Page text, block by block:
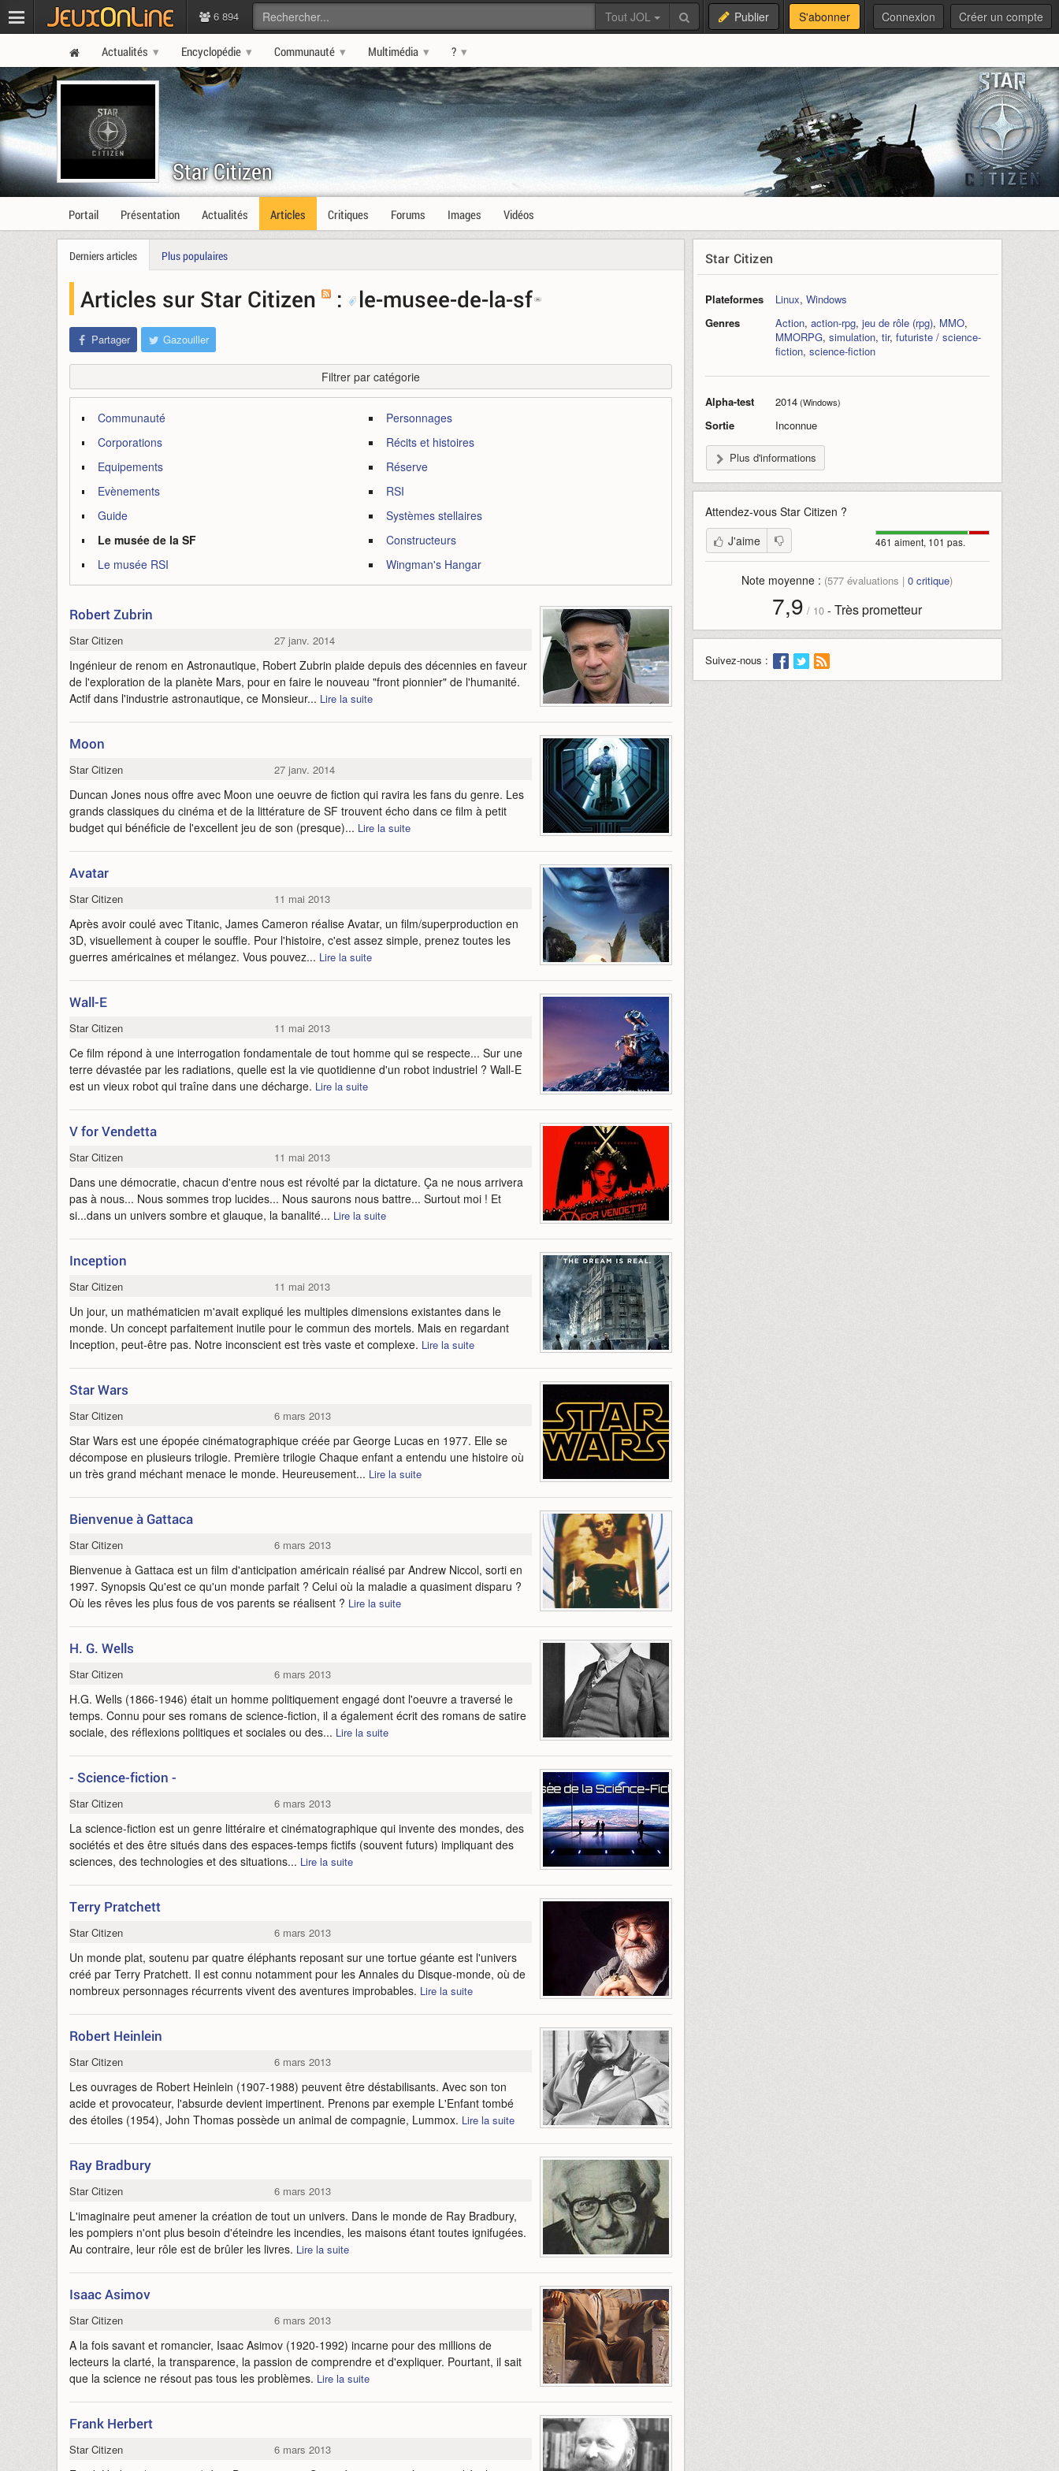
6 894 Tout JOL Publier S'abonner Connexion Créer un compte
Actualités Encyclopédie Communauté Multimédia ?
Star Citizen
Portail Présentation Actualités Articles Critiques Forums Images Vidéos
Derniers articles Plus populaires
Articles sur Star Citizen : le-musee-de-la-sf
Partager Gazouiller
Filtrer par catégorie
Communauté
Corporations
Equipements
Evènements
Guide
Le musée de la SF
Le musée RSI
Personnages
Récits et histoires
Réserve
RSI
Systèmes stellaires
Constructeurs
Wingman's Hangar
Robert Zubrin
Star Citizen 27 janv. 2014
Ingénieur de renom en Astronautique, Robert Zubrin plaide depuis des décennies en faveur
de l'exploration de la planète Mars, pour en faire le nouveau "front pionnier" de l'humanité.
Actif dans l'industrie astronautique, ce Monsieur... Lire la suite
Moon
Star Citizen 27 janv. 2014
Duncan Jones nous offre avec Moon une oeuvre de fiction qui ravira les fans du genre. Les
grands classiques du cinéma et de la littérature de SF trouvent écho dans ce film à petit
budget qui bénéficie de l'excellent jeu de son (presque)... Lire la suite
Avatar
Star Citizen 11 mai 2013
Après avoir coulé avec Titanic, James Cameron réalise Avatar, un film/superproduction en
3D, visuellement à couper le souffle. Pour l'histoire, c'est assez simple, prenez toutes les
guerres américaines et mélangez. Vous pouvez... Lire la suite
Wall-E
Star Citizen 11 mai 2013
Ce film répond à une interrogation fondamentale de tout homme qui se respecte... Sur une
terre dévastée par les radiations, quelle est la vie quotidienne d'un robot industriel ? Wall-E
est un vieux robot qui traîne dans une décharge. Lire la suite
V for Vendetta
Star Citizen 11 mai 2013
Dans une démocratie, chacun d'entre nous est révolté par la dictature. Ça ne nous arrivera
pas à nous... Nous sommes trop lucides... Nous saurons nous battre... Surtout moi ! Et
si...dans un univers sombre et glauque, la banalité... Lire la suite
Inception
Star Citizen 11 mai 2013
Un jour, un mathématicien m'avait expliqué les multiples dimensions existantes dans le
monde. Un concept parfaitement inutile pour le commun des mortels. Mais en regardant
Inception, peut-être pas. Notre inconscient est très vaste et complexe. Lire la suite
Star Wars
Star Citizen 6 mars 2013
Star Wars est une épopée cinématographique créée par George Lucas en 1977. Elle se
décompose en plusieurs trilogie. Première trilogie Chaque enfant a entendu une histoire où
un très grand méchant menace le monde. Heureusement... Lire la suite
Bienvenue à Gattaca
Star Citizen 6 mars 2013
Bienvenue à Gattaca est un film d'anticipation américain réalisé par Andrew Niccol, sorti en
1997. Synopsis Qu'est ce qu'un monde parfait ? Celui où la maladie a quasiment disparu ?
Où les rêves les plus fous de vos parents se réalisent ? Lire la suite
H. G. Wells
Star Citizen 6 mars 2013
H.G. Wells (1866-1946) était un homme politiquement engagé dont l'oeuvre a traversé le
temps. Connu pour ses romans de science-fiction, il a également écrit des romans de satire
sociale, des réflexions politiques et sociales ou des... Lire la suite
- Science-fiction -
Star Citizen 6 mars 2013
La science-fiction est un genre littéraire et cinématographique qui invente des mondes, des
sociétés et des être situés dans des espaces-temps fictifs (souvent futurs) impliquant des
sciences, des technologies et des situations... Lire la suite
Terry Pratchett
Star Citizen 6 mars 2013
Un monde plat, soutenu par quatre éléphants reposant sur une tortue géante est l'univers
créé par Terry Pratchett. Il est connu notamment pour les Annales du Disque-monde, où de
nombreux personnages récurrents vivent des aventures improbables. Lire la suite
Robert Heinlein
Star Citizen 6 mars 2013
Les ouvrages de Robert Heinlein (1907-1988) peuvent être déstabilisants. Avec son ton
acide et provocateur, l'absurde devient impertinent. Prenons par exemple L'Enfant tombé
des étoiles (1954), John Thomas possède un animal de compagnie, Lummox. Lire la suite
Ray Bradbury
Star Citizen 6 mars 2013
L'imaginaire peut amener la création de tout un univers. Dans le monde de Ray Bradbury,
les pompiers n'ont plus besoin d'éteindre les incendies, les maisons étant toutes ignifugées.
Au contraire, leur rôle est de brûler les livres. Lire la suite
Isaac Asimov
Star Citizen 6 mars 2013
A la fois savant et romancier, Isaac Asimov (1920-1992) incarne pour des millions de
lecteurs la clarté, la transparence, la passion de comprendre et d'expliquer. Pourtant, il sait
que la science ne résout pas tous les problèmes. Lire la suite
Frank Herbert
Star Citizen 6 mars 2013
Star Citizen
Plateformes Linux, Windows
Genres
Action, action-rpg, jeu de rôle (rpg), MMO,
MMORPG, simulation, tir, futuriste / science-
fiction, science-fiction
Alpha-test 2014(Windows)
Sortie Inconnue
Plus d'informations
Attendez-vous Star Citizen ?
461 aiment, 101 pas.
J'aime
Note moyenne : (577 évaluations |0 critique)
7,9 / 10 -Très prometteur
Suivez-nous :